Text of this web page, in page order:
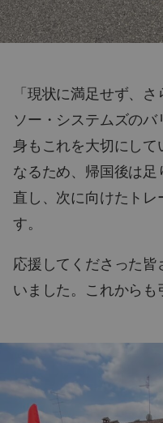
「現状に満足せず、
ソー・システムズの
身もこれを大切にして
なるため、帰国後は
直し、次に向けたト
す。
応援してくださった皆
いました。これからも